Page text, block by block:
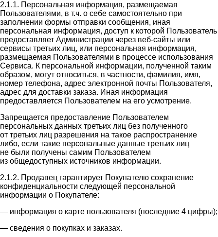
2.1.1. Персональная информация, размещаемая
Пользователями, в т.ч. о себе самостоятельно при
заполнении формы отправки сообщения, иная
персональная информация, доступ к которой Пользователь
предоставляет Администрации через веб-сайты или
сервисы третьих лиц, или персональная информация,
размещаемая Пользователями в процессе использования
Сервиса. К персональной информации, полученной таким
образом, могут относиться, в частности, фамилия, имя,
номер телефона, адрес электронной почты Пользователя,
адрес для доставки заказа. Иная информация
предоставляется Пользователем на его усмотрение.
Запрещается предоставление Пользователем
персональных данных третьих лиц без полученного
от третьих лиц разрешения на такое распространение
либо, если такие персональные данные третьих лиц
не были получены самим Пользователем
из общедоступных источников информации.
2.1.2. Продавец гарантирует Покупателю сохранение
конфиденциальности следующей персональной
информации о Покупателе:
— информация о карте пользователя (последние 4 цифры);
— сведения о покупках и заказах.